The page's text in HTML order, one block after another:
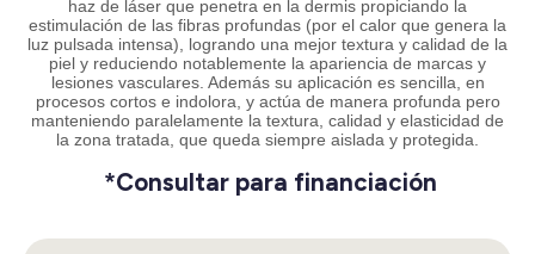
haz de láser que penetra en la dermis propiciando la
estimulación de las fibras profundas (por el calor que genera la
luz pulsada intensa), logrando una mejor textura y calidad de la
piel y reduciendo notablemente la apariencia de marcas y
lesiones vasculares. Además su aplicación es sencilla, en
procesos cortos e indolora, y actúa de manera profunda pero
manteniendo paralelamente la textura, calidad y elasticidad de
la zona tratada, que queda siempre aislada y protegida.
*Consultar para financiación